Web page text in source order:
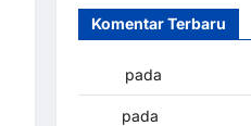
Komentar Terbaru
pada
pada